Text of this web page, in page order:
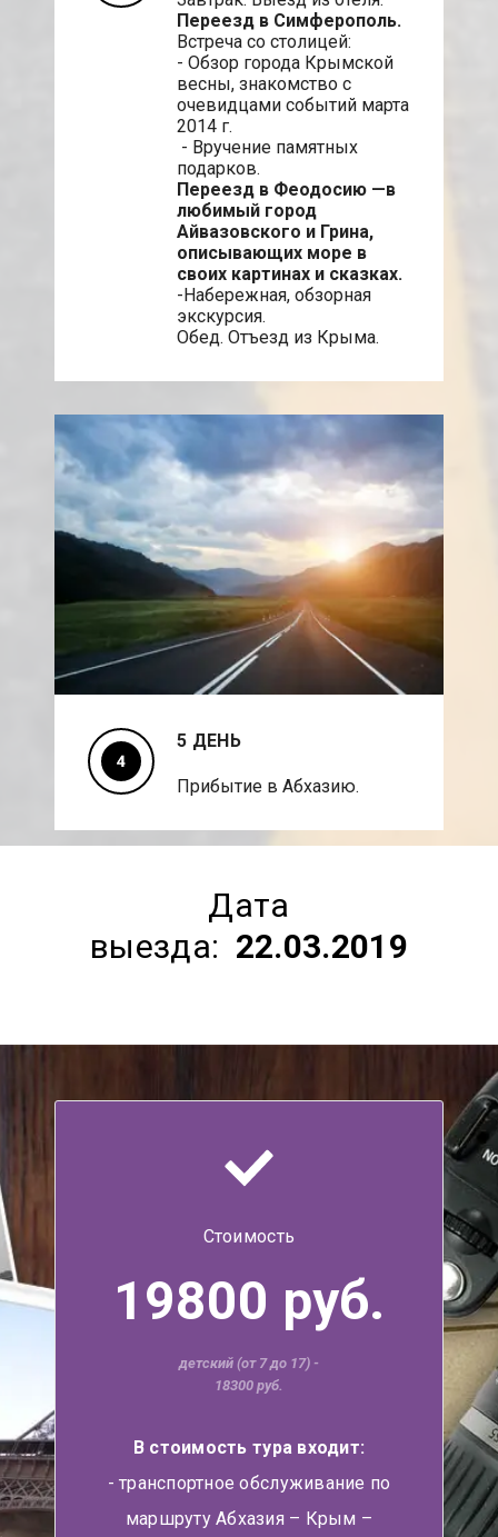
Переезд в Симферополь.
Встреча со столицей:
- Обзор города Крымской
весны, знакомство с
очевидцами событий марта
2014 г.
- Вручение памятных
подарков.
Переезд в Феодосию —в
любимый город
Айвазовского и Грина,
описывающих море в
своих картинах и сказках.
-Набережная, обзорная
экскурсия.
Обед. Отъезд из Крыма.
5 ДЕНЬ
Прибытие в Абхазию.
Дата
выезда: 22.03.2019
Стоимость
19800 руб.
детский (от 7 до 17) -
18300 руб.
В стоимость тура входит:
- транспортное обслуживание по
маршруту Абхазия – Крым –